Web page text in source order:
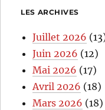
LES ARCHIVES
Juillet 2026
Juin 2026 (12)
Mai 2026 (17)
Avril 2026 (18)
Mars 2026 (18)